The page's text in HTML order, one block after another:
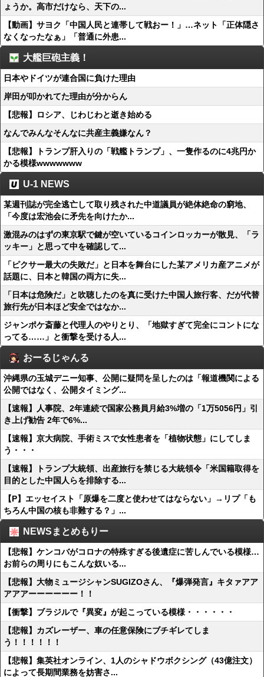
ょうか。高市だけなら、天下の...
【動画】サヨク「中国人民と連帯して戦おー！」…ネット「正体隠さ
なくなったなぁ」「普通に外患...
大艦巨砲主義！
日本やドイツが連合国に負けた理由
岸田が叩かれてた理由が分からん
【悲報】ロシア、じわじわと逝き始める
なんでみんなそんなに共産主義嫌なん？
【悲報】トランプ肝入りの「戦艦トランプ」、一隻作るのに4兆円か
かる模様wwwwwww
U-1 NEWS
某週刊誌が完全逃亡して取り残された中道議員が絶体絶命の窮地、
「今度は宏池会に矛先を向けたか...
激混みのはずの東京駅で鍵が空いているコインロッカーが散見、「ラ
ッキー」と思って中を確認して...
「ピクサー最大の失敗だ」と日本を舞台にした某アメリカ産アニメが
話題に、日本と韓国の両方に失...
「日本は危険だ」と吹聴したのを真に受けた中国人旅行客、だが代替
旅行先が日本ほど安全ではなか...
ジャンポケ斎藤と代理人のやりとり、「地獄すぎて完全にコントにな
ってる……」と衝撃を受ける人...
おーるじゃんる
沖縄県の玉城デニー知事、公開に疑問を呈したのは「報道機関による
公開ではなく、公開タイミング...
【速報】人事院、2年連続で国家公務員月給3%増の「1万5056円」引
き上げ勧告 2年で6%...
【速報】京大病院、手術ミスで女性患者を「植物状態」にしてしま
う・・・
【速報】トランプ大統領、出産旅行を禁じる大統領令「米国籍取得を
目的とした中国人らを排除する...
【P】エッセイスト「原爆を二度と使わせてはならない」→リプ「も
ちろん中国の核も非難する？」...
NEWSまとめもりー
【悲報】ケンコバがコロナの特殊すぎる後遺症に苦しんでいる模様…
お前らの周りにもこんな奴いる...
【悲報】大物ミュージシャンSUGIZOさん、『爆弾発言』キタァアア
アアアーーーーーー！！
【衝撃】ブラジルで『異変』が起こっている模様・・・・・・
【悲報】カズレーザー、車の任意保険にブチギレてしま
う！！！！！！
【悲報】集英社オンライン、1人のシャドウボクシング（43億注文）
によって長期間業務を妨害さ...